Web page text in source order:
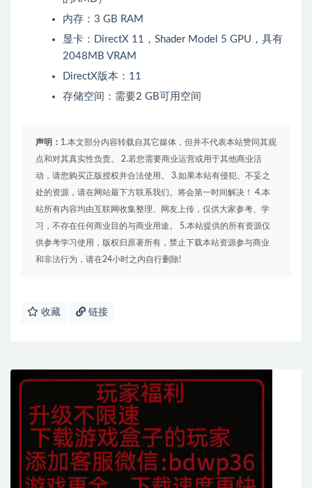
内存：3 GB RAM
显卡：DirectX 11，Shader Model 5 GPU，具有
2048MB VRAM
DirectX版本：11
存储空间：需要2 GB可用空间
声明： 1.本文部分内容转载自其它媒体，但并不代表本站赞同其观
点和对其真实性负责。 2.若您需要商业运营或用于其他商业活
动，请您购买正版授权并合法使用。 3.如果本站有侵犯、不妥之
处的资源，请在网站最下方联系我们。将会第一时间解决！ 4.本
站所有内容均由互联网收集整理、网友上传，仅供大家参考、学
习，不存在任何商业目的与商业用途。 5.本站提供的所有资源仅
供参考学习使用，版权归原著所有，禁止下载本站资源参与商业
和非法行为，请在24小时之内自行删除!
收藏 链接